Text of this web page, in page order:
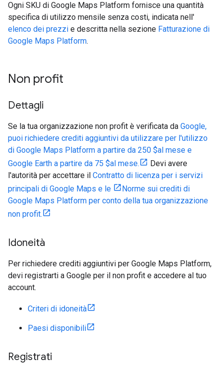
Ogni SKU di Google Maps Platform fornisce una quantità
specifica di utilizzo mensile senza costi, indicata nell'
elenco dei prezzi e descritta nella sezione Fatturazione di
Google Maps Platform.
Non profit
Dettagli
Se la tua organizzazione non profit è verificata da Google,
puoi richiedere crediti aggiuntivi da utilizzare per l'utilizzo
di Google Maps Platform a partire da 250 $al mese e
Google Earth a partire da 75 $al mese.
Devi avere
l'autorità per accettare il Contratto di licenza per i servizi
principali di Google Maps e le
Norme sui crediti di
Google Maps Platform per conto della tua organizzazione
non profit.
Idoneità
Per richiedere crediti aggiuntivi per Google Maps Platform,
devi registrarti a Google per il non profit e accedere al tuo
account.
Criteri di idoneità
Paesi disponibili
Registrati